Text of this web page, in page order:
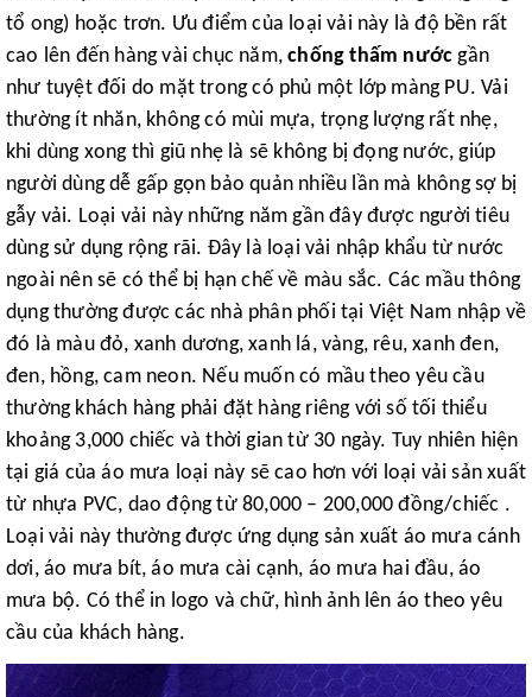
tổ ong) hoặc trơn. Ưu điểm của loại vải này là độ bền rất
cao lên đến hàng vài chục năm,chống thấm nước gần
như tuyệt đối do mặt trong có phủ một lớp màng PU. Vải
thường ít nhăn, không có mùi mựa, trọng lượng rất nhẹ,
khi dùng xong thì giũ nhẹ là sẽ không bị đọng nước, giúp
người dùng dễ gấp gọn bảo quản nhiều lần mà không sợ bị
gẫy vải. Loại vải này những năm gần đây được người tiêu
dùng sử dụng rộng rãi. Đây là loại vải nhập khẩu từ nước
ngoài nên sẽ có thể bị hạn chế về màu sắc. Các mầu thông
dụng thường được các nhà phân phối tại Việt Nam nhập về
đó là màu đỏ, xanh dương, xanh lá, vàng, rêu, xanh đen,
đen, hồng, cam neon. Nếu muốn có mầu theo yêu cầu
thường khách hàng phải đặt hàng riêng với số tối thiểu
khoảng 3,000 chiếc và thời gian từ 30 ngày. Tuy nhiên hiện
tại giá của áo mưa loại này sẽ cao hơn với loại vải sản xuất
từ nhựa PVC, dao động từ 80,000 – 200,000 đồng/chiếc .
Loại vải này thường được ứng dụng sản xuất áo mưa cánh
dơi, áo mưa bít, áo mưa cài cạnh, áo mưa hai đầu, áo
mưa bộ. Có thể in logo và chữ, hình ảnh lên áo theo yêu
cầu của khách hàng.